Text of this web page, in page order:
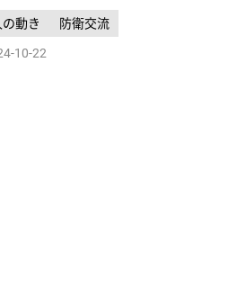
動き 防衛交流
10-22